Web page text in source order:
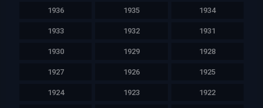
1936 1935 1934
1933 1932 1931
1930 1929 1928
1927 1926 1925
1924 1923 1922